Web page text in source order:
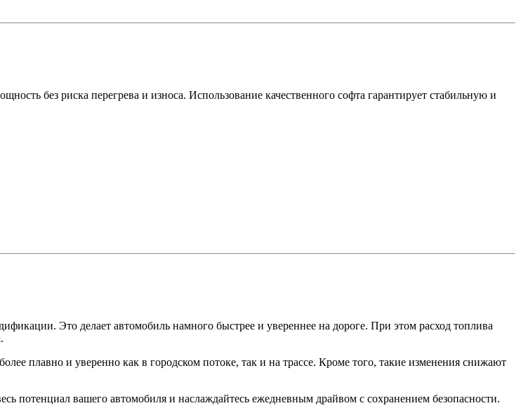
без риска перегрева и износа. Использование качественного софта гарантирует стабильную и
Это делает автомобиль намного быстрее и увереннее на дороге. При этом расход топлива
плавно и уверенно как в городском потоке, так и на трассе. Кроме того, такие изменения снижают
потенциал вашего автомобиля и наслаждайтесь ежедневным драйвом с сохранением безопасности.